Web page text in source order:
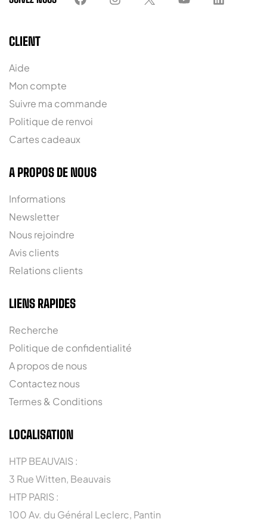
CLIENT
Aide
Mon compte
Suivre ma commande
Politique de renvoi
Cartes cadeaux
A PROPOS DE NOUS
Informations
Newsletter
Nous rejoindre
Avis clients
Relations clients
LIENS RAPIDES
Recherche
Politique de confidentialité
A propos de nous
Contactez nous
Termes & Conditions
LOCALISATION
HTP BEAUVAIS :
3 Rue Witten, Beauvais
HTP PARIS :
100 Av. du Général Leclerc, Pantin